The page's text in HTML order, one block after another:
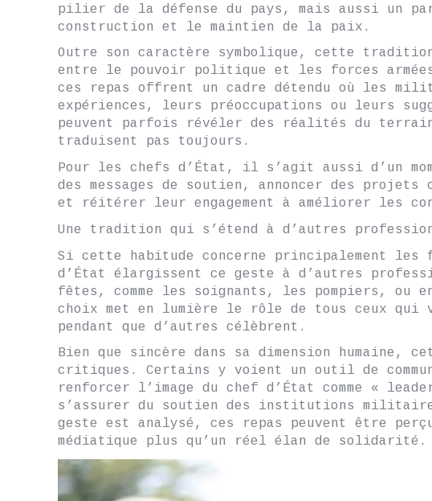
pilier de la défense du pays, mais aussi un
construction et le maintien de la paix.
Outre son caractère symbolique, cette
entre le pouvoir politique et les forces
ces repas offrent un cadre détendu où les
expériences, leurs préoccupations ou leurs
peuvent parfois révéler des réalités du
traduisent pas toujours.
Pour les chefs d’État, il s’agit aussi d’un
des messages de soutien, annoncer des
et réitérer leur engagement à améliorer les
Une tradition qui s’étend à d’autres
Si cette habitude concerne principalement les
d’État élargissent ce geste à d’autres
fêtes, comme les soignants, les pompiers, ou
choix met en lumière le rôle de tous ceux
pendant que d’autres célèbrent.
Bien que sincère dans sa dimension humaine,
critiques. Certains y voient un outil de
renforcer l’image du chef d’État comme «
s’assurer du soutien des institutions
geste est analysé, ces repas peuvent être
médiatique plus qu’un réel élan de solidarité.